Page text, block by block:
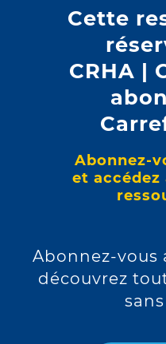
Grief contestant un
en partie; une
substituée au
Jean-Yves
10 janvier 2025
Cette
CRHA |
Abonnez-
et accédez
Abonnez-vous
découvrez